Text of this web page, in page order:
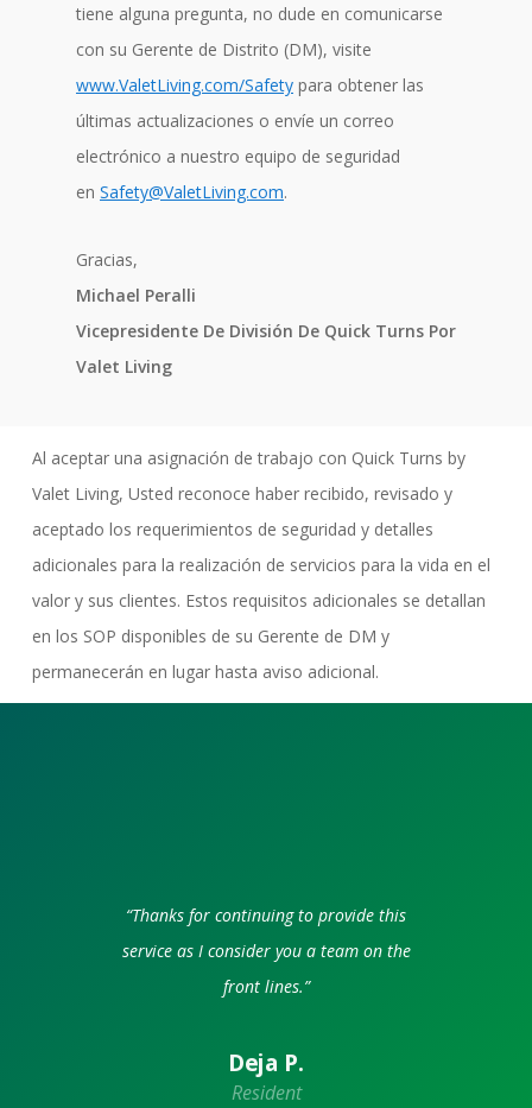
tiene alguna pregunta, no dude en comunicarse
con su Gerente de Distrito (DM), visite
www.ValetLiving.com/Safety para obtener las
últimas actualizaciones o envíe un correo
electrónico a nuestro equipo de seguridad
en Safety@ValetLiving.com.
Gracias,
Michael Peralli
Vicepresidente De División De Quick Turns Por
Valet Living
Al aceptar una asignación de trabajo con Quick Turns by
Valet Living, Usted reconoce haber recibido, revisado y
aceptado los requerimientos de seguridad y detalles
adicionales para la realización de servicios para la vida en el
valor y sus clientes. Estos requisitos adicionales se detallan
en los SOP disponibles de su Gerente de DM y
permanecerán en lugar hasta aviso adicional.
“Thanks for continuing to provide this
service as I consider you a team on the
front lines.”
Deja P.
Resident